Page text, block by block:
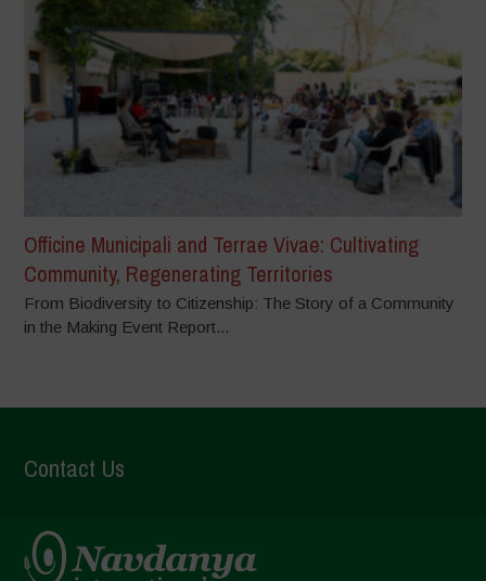
Officine Municipali and Terrae Vivae: Cultivating
Community, Regenerating Territories
From Biodiversity to Citizenship: The Story of a Community
in the Making Event Report...
Contact Us